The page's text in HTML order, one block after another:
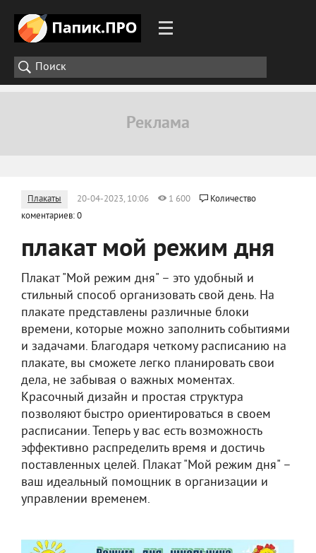
Плакаты 20-04-2023, 10:06 1 600
Количество
коментариев: 0
плакат мой режим дня
Плакат "Мой режим дня" – это удобный и
стильный способ организовать свой день. На
плакате представлены различные блоки
времени, которые можно заполнить событиями
и задачами. Благодаря четкому расписанию на
плакате, вы сможете легко планировать свои
дела, не забывая о важных моментах.
Красочный дизайн и простая структура
позволяют быстро ориентироваться в своем
расписании. Теперь у вас есть возможность
эффективно распределить время и достичь
поставленных целей. Плакат "Мой режим дня" –
ваш идеальный помощник в организации и
управлении временем.